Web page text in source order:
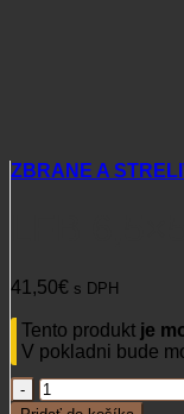
ZBRANE A
41,50€ s DPH
Tento produkt je
V pokladni bude
množstvo
LFB